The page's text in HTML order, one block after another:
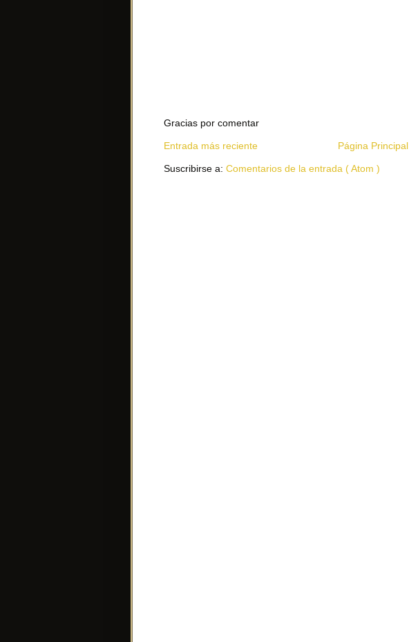
Gracias por comentar
Entrada más reciente Página Principal
Suscribirse a: Comentarios de la entrada ( Atom )